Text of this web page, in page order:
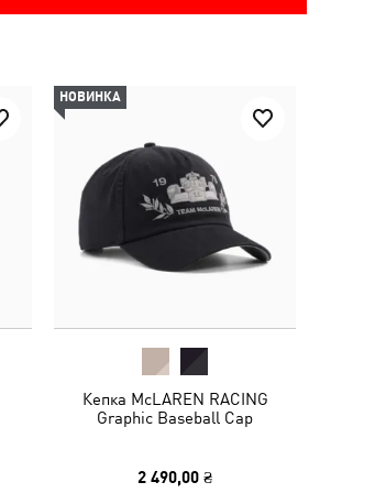
НОВИНКА
Кепка McLAREN RACING
Graphic Baseball Cap
2 490,00 ₴